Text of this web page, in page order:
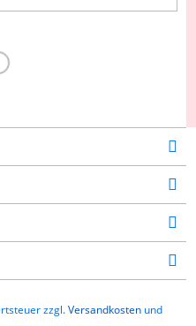
zzgl.Versandkosten und